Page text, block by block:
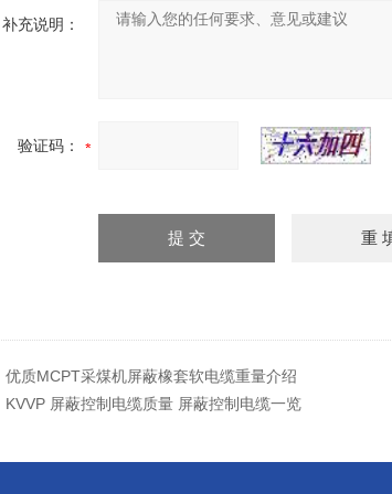
补充说明：
验证码：
优质MCPT采煤机屏蔽橡套软电缆重量介绍
KVVP 屏蔽控制电缆质量 屏蔽控制电缆一览